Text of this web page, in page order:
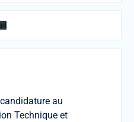
au
Technique et